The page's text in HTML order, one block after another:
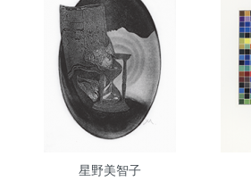
星野美智子